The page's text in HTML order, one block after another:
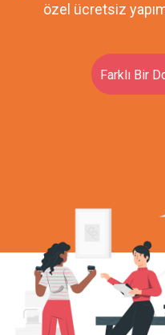
özel ücretsiz
Farklı Bir